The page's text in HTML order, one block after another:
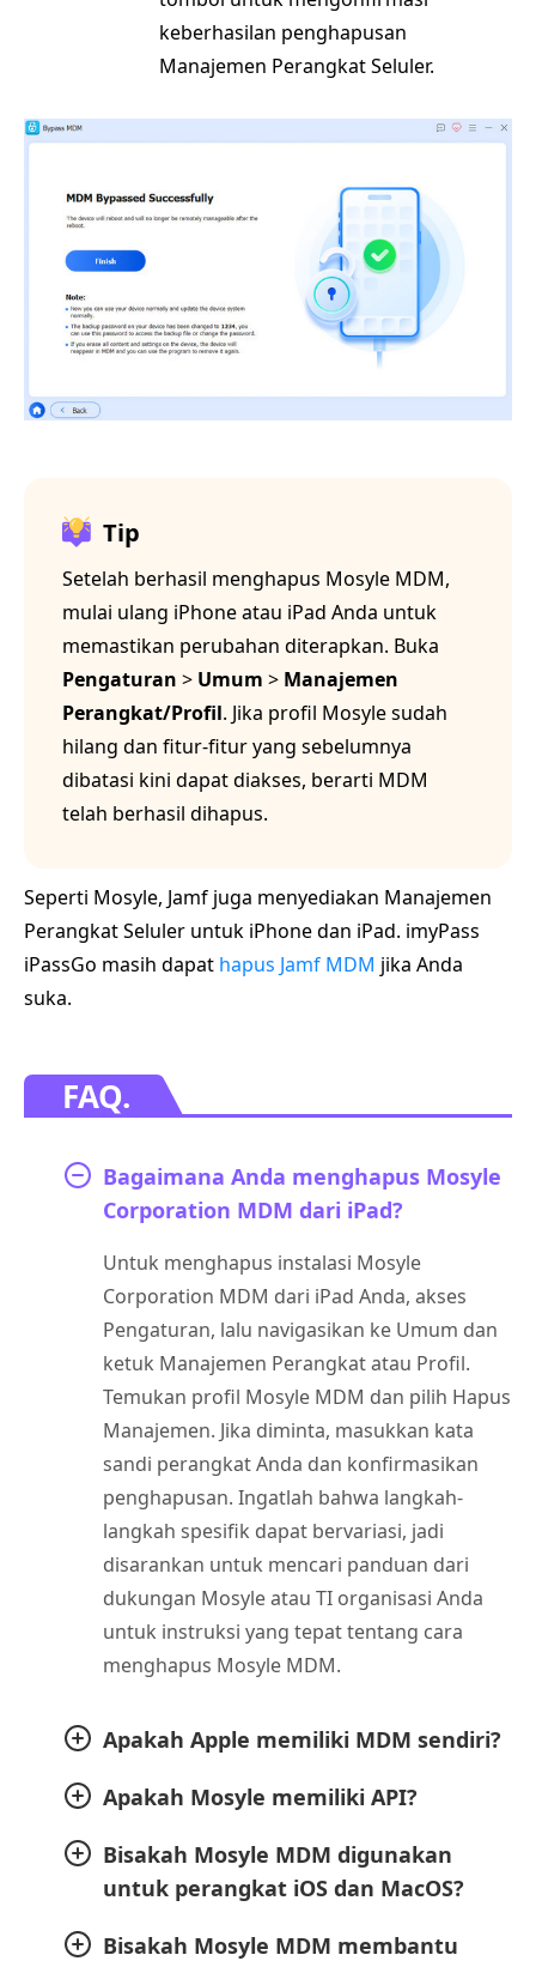
keberhasilan penghapusan
Manajemen Perangkat Seluler.
Tip
Setelah berhasil menghapus Mosyle MDM,
mulai ulang iPhone atau iPad Anda untuk
memastikan perubahan diterapkan. Buka
Pengaturan > Umum > Manajemen
Perangkat/Profil. Jika profil Mosyle sudah
hilang dan fitur-fitur yang sebelumnya
dibatasi kini dapat diakses, berarti MDM
telah berhasil dihapus.
Seperti Mosyle, Jamf juga menyediakan Manajemen
Perangkat Seluler untuk iPhone dan iPad. imyPass
iPassGo masih dapat hapus Jamf MDM jika Anda
suka.
FAQ.
Bagaimana Anda menghapus Mosyle
Corporation MDM dari iPad?
Untuk menghapus instalasi Mosyle
Corporation MDM dari iPad Anda, akses
Pengaturan, lalu navigasikan ke Umum dan
ketuk Manajemen Perangkat atau Profil.
Temukan profil Mosyle MDM dan pilih Hapus
Manajemen. Jika diminta, masukkan kata
sandi perangkat Anda dan konfirmasikan
penghapusan. Ingatlah bahwa langkah-
langkah spesifik dapat bervariasi, jadi
disarankan untuk mencari panduan dari
dukungan Mosyle atau TI organisasi Anda
untuk instruksi yang tepat tentang cara
menghapus Mosyle MDM.
Apakah Apple memiliki MDM sendiri?
Apakah Mosyle memiliki API?
Bisakah Mosyle MDM digunakan
untuk perangkat iOS dan MacOS?
Bisakah Mosyle MDM membantu